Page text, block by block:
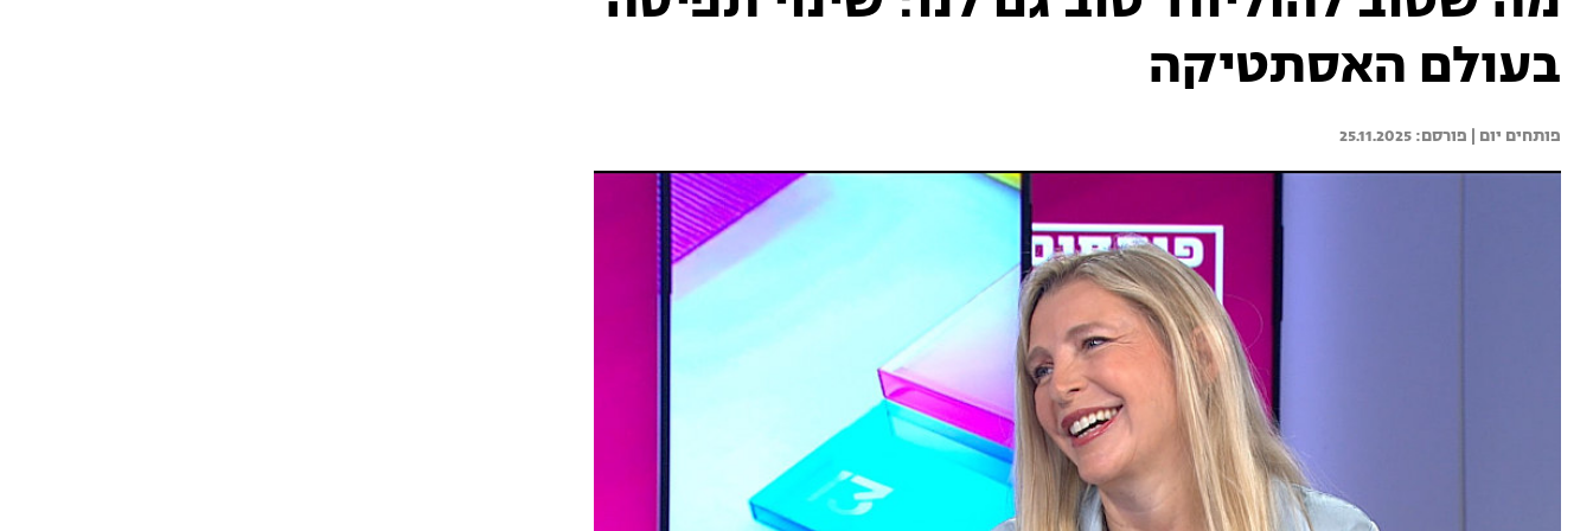
בעולם האסתטיקה
פותחים יום | 25.11.2025